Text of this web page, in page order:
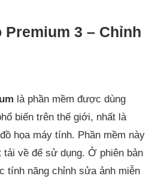
Premium 3 – Chỉnh
là phần mềm được dùng
biến trên thế giới, nhất là
họa máy tính. Phần mềm này
về để sử dụng. Ở phiên bản
tính năng chỉnh sửa ảnh miễn